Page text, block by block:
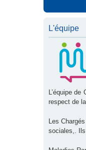
L'équipe
L’équipe
respect de la
Les
sociales,.